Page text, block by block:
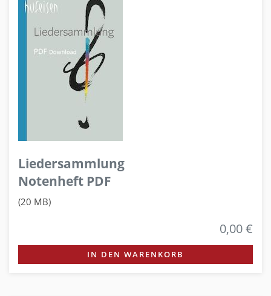
Liedersammlung
Notenheft PDF
(20 MB)
0,00 €
IN DEN WARENKORB